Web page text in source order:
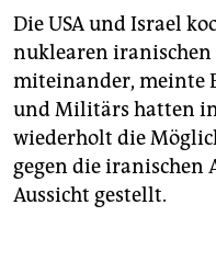
Die USA und Israel
nuklearen iranischen
miteinander, meinte
und Militärs hatten
wiederholt die
gegen die iranischen
Aussicht gestellt.